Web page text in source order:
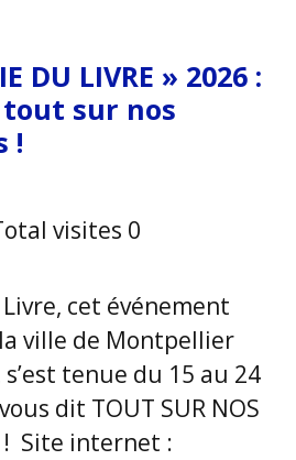
DU LIVRE » 2026 :
sur nos
!
visites 0
cet événement
ville de Montpellier
tenue du 15 au 24
dit TOUT SUR NOS
! Site internet :